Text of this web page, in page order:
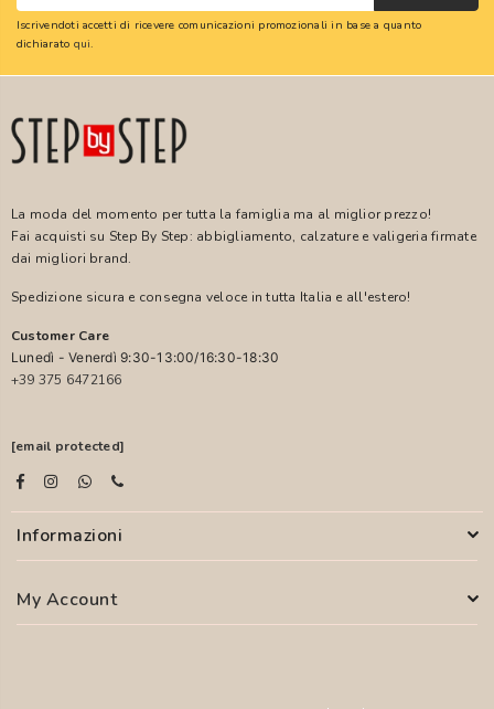
Iscrivendoti accetti di ricevere comunicazioni promozionali in base a quanto
dichiarato qui.
La moda del momento per tutta la famiglia ma al miglior prezzo!
Fai acquisti su Step By Step: abbigliamento, calzature e valigeria firmate
dai migliori brand.
Spedizione sicura e consegna veloce in tutta Italia e all'estero!
Customer Care
Lunedì - Venerdì 9:30-13:00/16:30-18:30
+39 375 6472166
[email protected]
Informazioni
My Account